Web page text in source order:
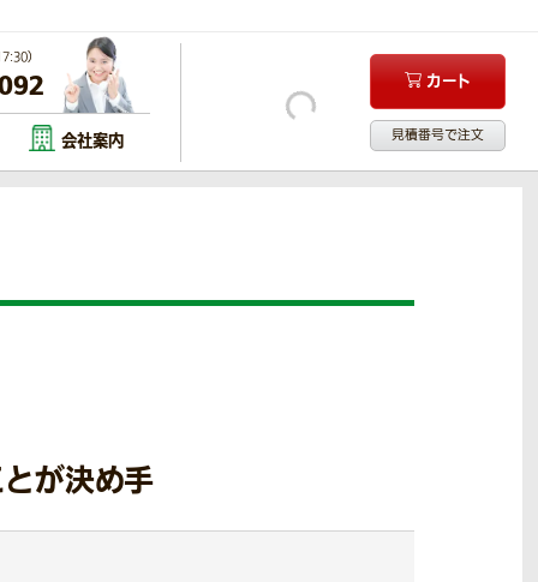
）
カート
見積番号で注文
会社案内
が決め手